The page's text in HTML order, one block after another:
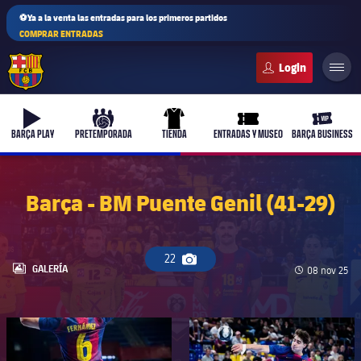
⚽Ya a la venta las entradas para los primeros partidos
COMPRAR ENTRADAS
b-play
BARÇA PLAY
culers-ball
PRETEMPORADA
uniform
TIENDA
ticket-full
ENTRADAS Y MUSEO
ticket-
BARÇA BUSINESS
Barça - BM Puente Genil (41-29)
22
Icono de cámara
LABEL.ARIA.GALLERY
GALERÍA Fecha de
08 nov 25
FC Barcelona club badge FC Barcelona club badge